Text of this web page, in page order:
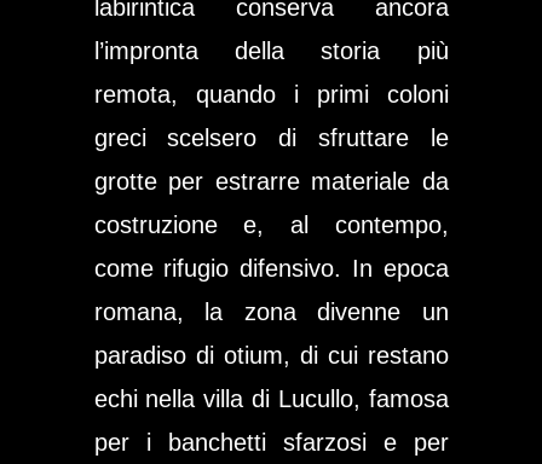
labirintica conserva ancora
l’impronta della storia più
remota, quando i primi coloni
greci scelsero di sfruttare le
grotte per estrarre materiale da
costruzione e, al contempo,
come rifugio difensivo. In epoca
romana, la zona divenne un
paradiso di otium, di cui restano
echi nella villa di Lucullo, famosa
per i banchetti sfarzosi e per